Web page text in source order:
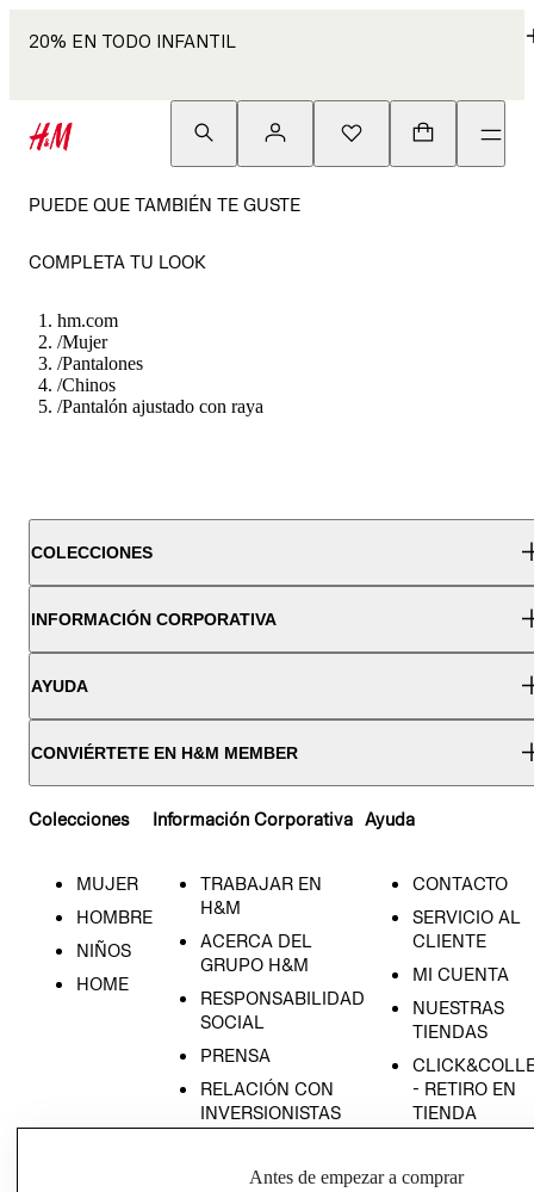
20% EN TODO INFANTIL
PUEDE QUE TAMBIÉN TE GUSTE
COMPLETA TU LOOK
hm.com
/Mujer
/Pantalones
/Chinos
/Pantalón ajustado con raya
COLECCIONES
INFORMACIÓN CORPORATIVA
AYUDA
CONVIÉRTETE EN H&M MEMBER
Colecciones
MUJER
HOMBRE
NIÑOS
HOME
Información Corporativa
TRABAJAR EN
H&M
ACERCA DEL
GRUPO H&M
RESPONSABILIDAD
SOCIAL
PRENSA
RELACIÓN CON
INVERSIONISTAS
EMPRESARIAL
Ayuda
CONTACTO
SERVICIO AL
CLIENTE
MI CUENTA
NUESTRAS
TIENDAS
- RETIRO EN
TIENDA
CONDICIONES
Antes de empezar a comprar